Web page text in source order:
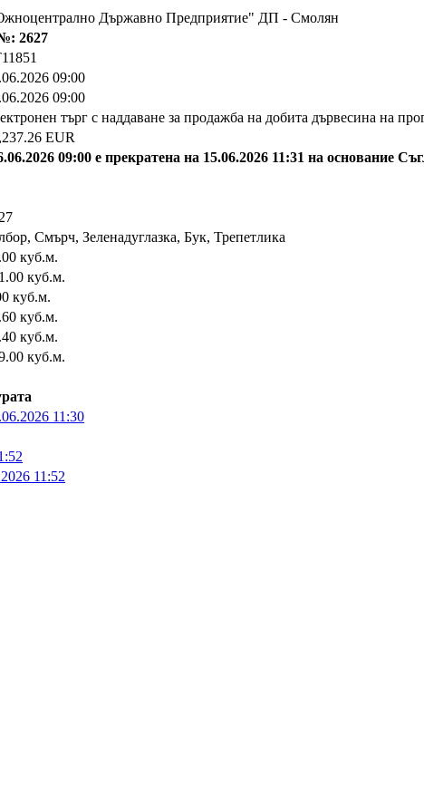
Държавно Предприятие" ДП - Смолян
2627
09:00
09:00
търг с наддаване за продажба на добита дървесина на
EUR
09:00 е прекратена на 15.06.2026 11:31 на основание
Смърч, Зеленадуглазка, Бук, Трепетлика
куб.м.
куб.м.
куб.м.
куб.м.
куб.м.
куб.м.
11:30
11:52